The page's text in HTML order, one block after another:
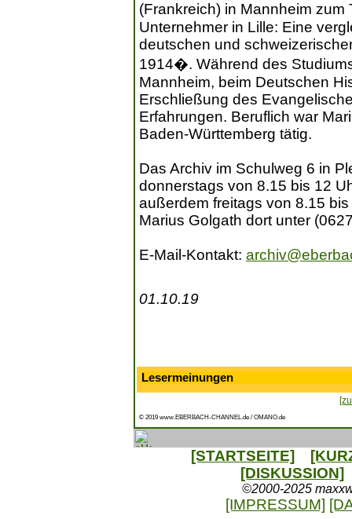
(Frankreich) in Mannheim
Unternehmer in Lille: Eine
deutschen und
1914�. Während des
Mannheim, beim Deutschen
Erschließung des
Erfahrungen. Beruflich war
Baden-Württemberg tätig.
Das Archiv im Schulweg 6 in
donnerstags von 8.15 bis 12
außerdem freitags von 8.15
Marius Golgath dort unter
E-Mail-Kontakt:
01.10.19
Lesermeinungen
© 2019 www.EBERBACH-CHANNEL.de / OMANO.de
[STARTSEITE]
[DISKUSSION]
©2000-2025
[IMPRESSUM]